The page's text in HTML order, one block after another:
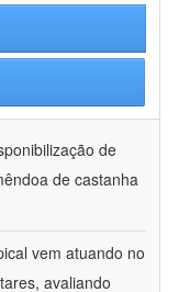
de
de castanha
vem atuando no
avaliando